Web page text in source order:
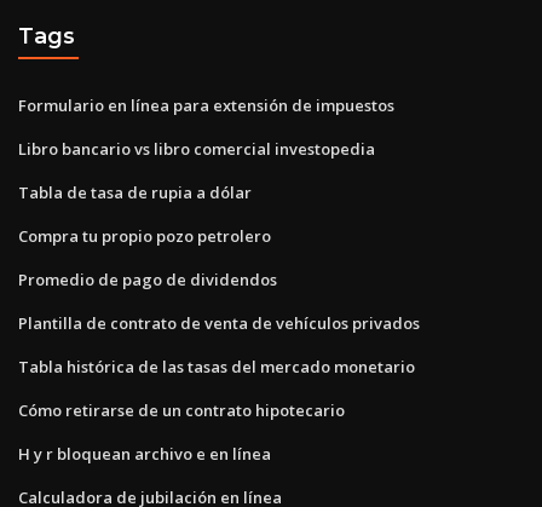
Tags
Formulario en línea para extensión de impuestos
Libro bancario vs libro comercial investopedia
Tabla de tasa de rupia a dólar
Compra tu propio pozo petrolero
Promedio de pago de dividendos
Plantilla de contrato de venta de vehículos privados
Tabla histórica de las tasas del mercado monetario
Cómo retirarse de un contrato hipotecario
H y r bloquean archivo e en línea
Calculadora de jubilación en línea